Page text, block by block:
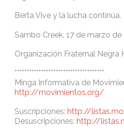
Berta Vive y la lucha continúa.
Sambo Creek, 17 de marzo de
Organización Fraternal Negra
*************************************
Minga Informativa de
http://movimientos.org/
Suscripciones: http://
Desuscripciones: http://